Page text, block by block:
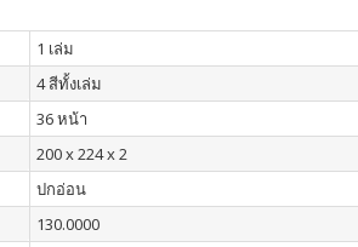
1 เล่ม
4 สีทั้งเล่ม
36 หน้า
200 x 224 x 2
ปกอ่อน
130.0000